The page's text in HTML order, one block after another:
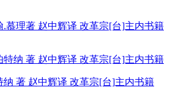
.慕理著 赵中辉译 改革宗[台]主内书籍
纳 著 赵中辉译 改革宗[台]主内书籍